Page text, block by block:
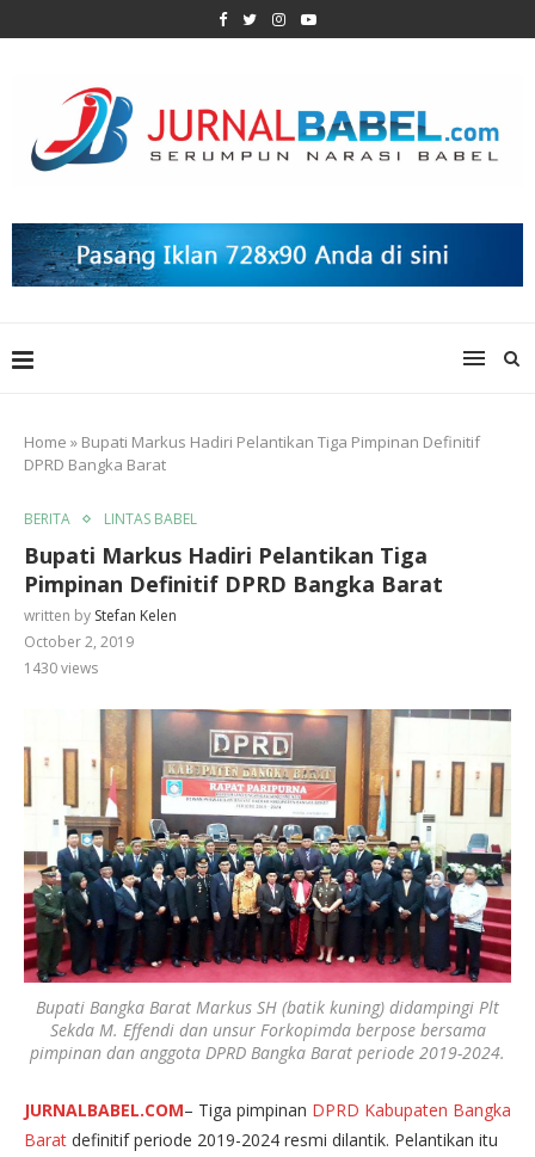
Home » Bupati Markus Hadiri Pelantikan Tiga Pimpinan Definitif
DPRD Bangka Barat
BERITA LINTAS BABEL
Bupati Markus Hadiri Pelantikan Tiga
Pimpinan Definitif DPRD Bangka Barat
written by Stefan Kelen
October 2, 2019
1430views
Bupati Bangka Barat Markus SH (batik kuning) didampingi Plt
Sekda M. Effendi dan unsur Forkopimda berpose bersama
pimpinan dan anggota DPRD Bangka Barat periode 2019-2024.
JURNALBABEL.COM– Tiga pimpinan DPRD Kabupaten Bangka
Barat definitif periode 2019-2024 resmi dilantik. Pelantikan itu